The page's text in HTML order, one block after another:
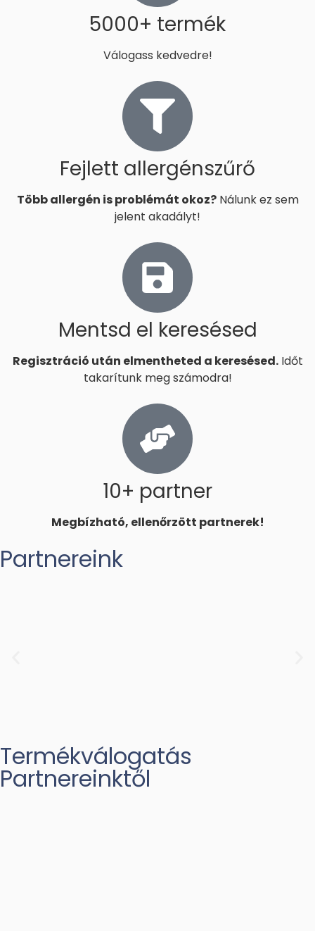
5000+ termék
Válogass kedvedre!
Fejlett allergénszűrő
Több allergén is problémát okoz?Nálunk ez sem
jelent akadályt!
Mentsd el keresésed
Regisztráció után elmentheted a keresésed.Időt
takarítunk meg számodra!
10+ partner
Megbízható, ellenőrzött partnerek!
Partnereink
Termékválogatás
Partnereinktől